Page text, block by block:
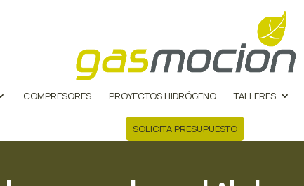
COMPRESORES PROYECTOS HIDRÓGENO TALLERES
SOLICITA PRESUPUESTO